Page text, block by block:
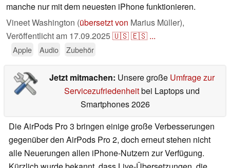
manche nur mit dem neuesten iPhone funktionieren.
Vineet Washington (übersetzt von Marius Müller),
Veröffentlicht am 17.09.2025🇺🇸🇪🇸 ...
Apple Audio Zubehör
Jetzt mitmachen: Unsere große Umfrage zur
Servicezufriedenheitbei Laptops und
Smartphones 2026
Die AirPods Pro 3 bringen einige große Verbesserungen
gegenüber den AirPods Pro 2, doch erneut stehen nicht
alle Neuerungen allen iPhone-Nutzern zur Verfügung.